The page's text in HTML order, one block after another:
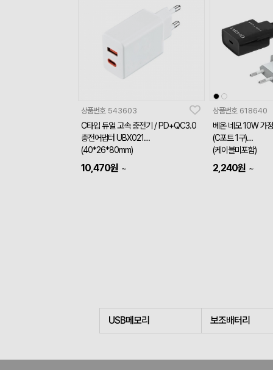
상품번호 543603
C타입 듀얼 고속 충전기 / PD+QC3.0
충전어댑터 UBX021
(40*26*80mm)
10,470원 ~
상품번호 618640
베온 네모 10W 가
(C포트 1구)
(케이블미포함)
2,240원 ~
USB메모리 보조배터리